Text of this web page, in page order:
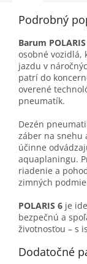
Podrobný
Barum
osobné vozidlá,
jazdu v
patrí do
overené
pneumatík.
Dezén
záber na snehu
účinne
aquaplaningu.
riadenie a
zimných
POLARIS 6 je
bezpečnú a
životnosťou – s
Dodatočné